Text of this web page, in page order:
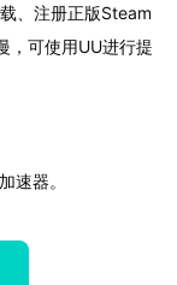
、注册正版Steam
，可使用UU进行提
速器。